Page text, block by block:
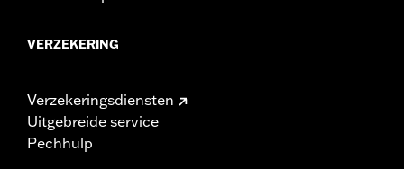
VERZEKERING
Verzekeringsdiensten
Uitgebreide service
Pechhulp